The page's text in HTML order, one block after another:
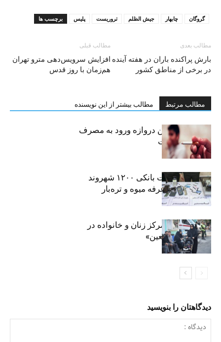
برچسب ها پلیس تروریست جیش الظلم چابهار گروگان
مطالب قبلی
افزایش سرویس‌دهی مترو تهران
هم‌زمان با روز قدس
مطالب بعدی
بارش پراکنده باران در هفته آینده
در برخی از مناطق کشور
مطالب مرتبط مطالب بیشتر از این نویسنده
سیگار، مهمترین دروازه ورود به مصرف
موادمخدر است
افشای اطلاعات بانکی ۱۲۰۰ شهروند
تهرانی در یک غرفه میوه و تره‌بار
روایت حضور مرکز زنان و خانواده در
«جاماندگان اربعین»
دیدگاهتان را بنویسید